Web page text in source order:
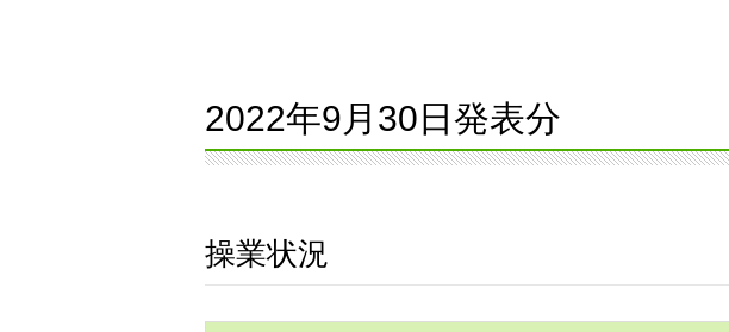
2022年9月30日発表分
操業状況